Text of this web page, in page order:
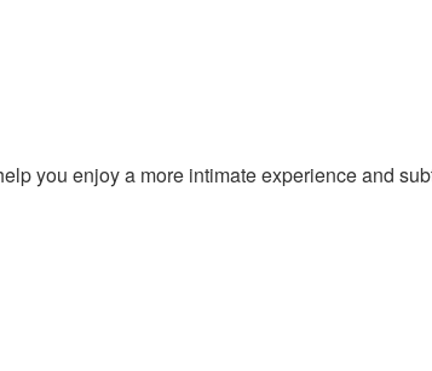
you enjoy a more intimate experience and